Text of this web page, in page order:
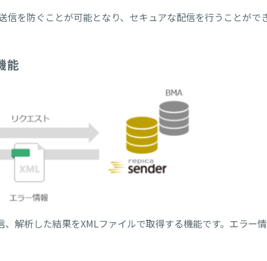
を防ぐことが可能となり、セキュアな配信を行うことができ
能
解析した結果をXMLファイルで取得する機能です。エラー